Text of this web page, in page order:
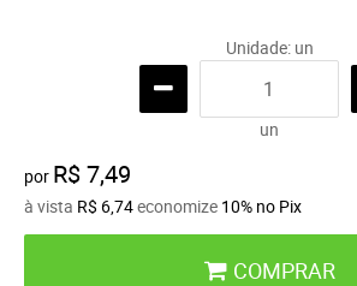
Unidade: un
un
por R$ 7,49
à vista R$ 6,74economize 10% no Pix
COMPRAR